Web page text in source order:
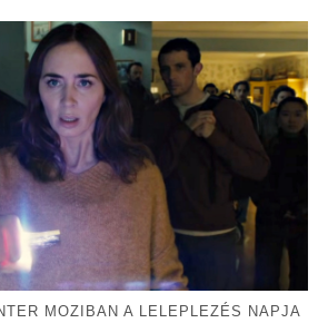
MOZIBAN A LELEPLEZÉS NAPJA